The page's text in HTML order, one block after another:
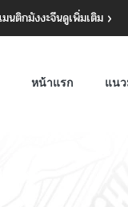
มนติกมังงะจีนดูเพิ่มเติม
หน้าแรก แนว